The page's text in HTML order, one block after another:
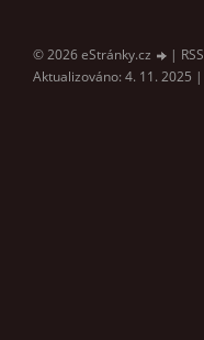
© 2026 eStránky.cz | RSS
Aktualizováno: 4. 11. 2025 |